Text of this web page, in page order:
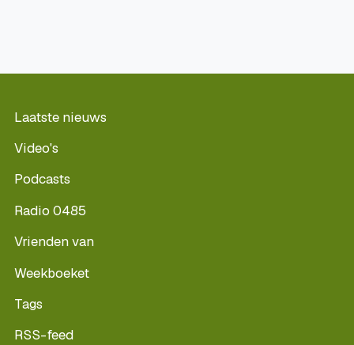
Laatste nieuws
Video's
Podcasts
Radio 0485
Vrienden van
Weekboeket
Tags
RSS-feed